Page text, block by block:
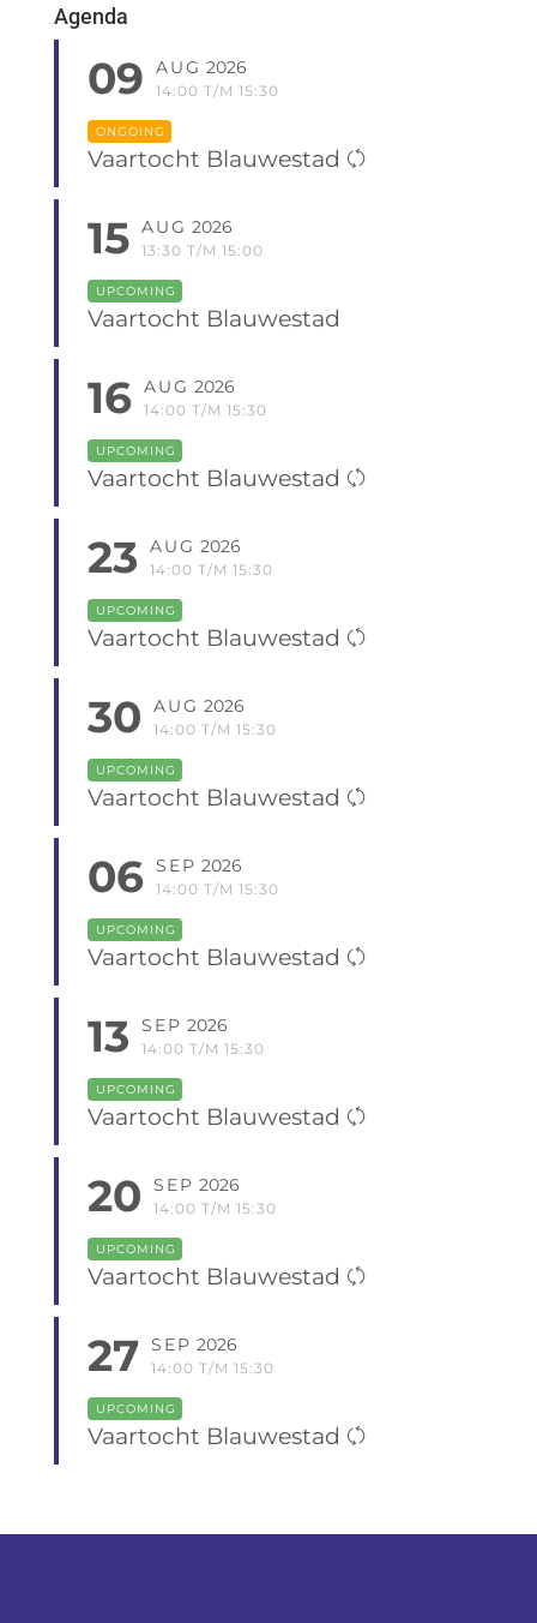
Agenda
09 AUG 2026
14:00 T/M 15:30
ONGOING
Vaartocht Blauwestad
15 AUG 2026
13:30 T/M 15:00
UPCOMING
Vaartocht Blauwestad
16 AUG 2026
14:00 T/M 15:30
UPCOMING
Vaartocht Blauwestad
23 AUG 2026
14:00 T/M 15:30
UPCOMING
Vaartocht Blauwestad
30 AUG 2026
14:00 T/M 15:30
UPCOMING
Vaartocht Blauwestad
06 SEP 2026
14:00 T/M 15:30
UPCOMING
Vaartocht Blauwestad
13 SEP 2026
14:00 T/M 15:30
UPCOMING
Vaartocht Blauwestad
20 SEP 2026
14:00 T/M 15:30
UPCOMING
Vaartocht Blauwestad
27 SEP 2026
14:00 T/M 15:30
UPCOMING
Vaartocht Blauwestad